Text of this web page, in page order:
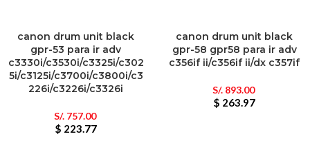
canon drum unit black
gpr-53 para ir adv
c3330i/c3530i/c3325i/c302
5i/c3125i/c3700i/c3800i/c3
226i/c3226i/c3326i
S/.757.00
$ 223.77
canon drum unit black
gpr-58 gpr58 para ir adv
c356if ii/c356if ii/dx c357if
S/.893.00
$ 263.97